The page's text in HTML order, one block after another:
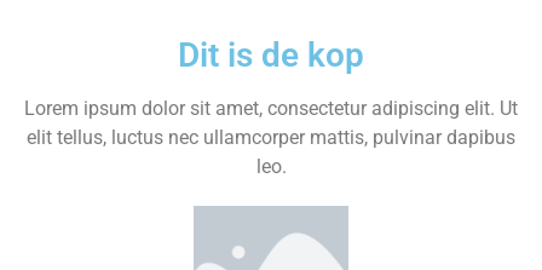
Dit is de kop
Lorem ipsum dolor sit amet, consectetur adipiscing elit. Ut
elit tellus, luctus nec ullamcorper mattis, pulvinar dapibus
leo.